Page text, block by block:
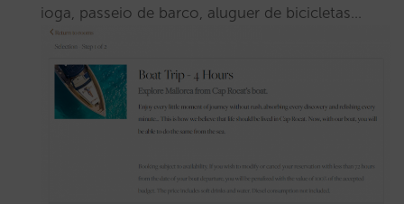
ioga, passeio de barco, aluguer de bicicletas…